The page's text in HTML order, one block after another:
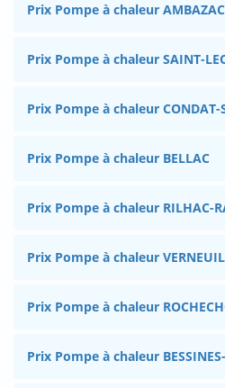
Prix Pompe à chaleur AMBAZAC
Prix Pompe à chaleur SAINT-
Prix Pompe à chaleur CONDAT-
Prix Pompe à chaleur BELLAC
Prix Pompe à chaleur RILHAC-
Prix Pompe à chaleur
Prix Pompe à chaleur
Prix Pompe à chaleur